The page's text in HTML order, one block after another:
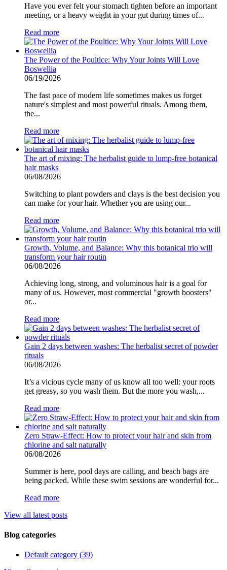
Have you ever felt your stomach tighten before an important
meeting, or a heavy weight in your gut during times of...
Read more
The Power of the Poultice: Why Your Joints Will Love
Boswellia
06/19/2026
The fast pace of modern life sometimes makes us forget
nature's simplest and most powerful rituals. Among them,
the...
Read more
The art of mixing: The herbalist guide to lump-free botanical
hair masks
06/08/2026
Switching to plant powders and clays is the best decision you
can make for your hair. Whether you are using our...
Read more
Growth, Volume, and Balance: Why this botanical trio will
transform your hair routin
06/08/2026
Achieving long, strong, and voluminous hair is a goal for
many of us. However, most commercial "growth boosters"
or...
Read more
Gain 2 days between washes: The herbalist secret of powder
rituals
06/08/2026
It’s a vicious cycle many of us know all too well: your roots
get greasy, so you wash them. But the more you wash,...
Read more
Zero Straw-Effect: How to protect your hair and skin from
chlorine and salt naturally
06/08/2026
Summer is here, pool days are calling, and beach bags are
being packed. While these swim sessions are wonderful for...
Read more
View all latest posts
Blog categories
Default category (39)